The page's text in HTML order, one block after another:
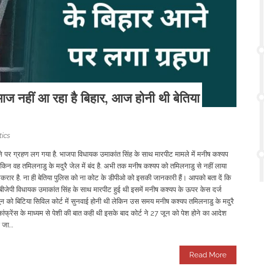
आ रहा है बिहार, आज होनी थी बेतिया
ग्रहण लग गया है. भाजपा विधायक उमाकांत सिंह के साथ मारपीट मामले में मनीष कश्यप
वह तमिलनाडु के मदुरै जेल में बंद है. अभी तक मनीष कश्यप को तमिलनाडु से नहीं लाया
है. ना ही बेतिया पुलिस को ना कोट के डीपीओ को इसकी जानकारी हैं। आपको बता दें कि
विधायक उमाकांत सिंह के साथ मारपीट हुई थी इसमें मनीष कश्यप के ऊपर केस दर्ज
को बिटिया सिविल कोर्ट में सुनवाई होनी थी लेकिन उस समय मनीष कश्यप तमिलनाडु के मदुरै
के माध्यम से पेशी की बात कही थी इसके बाद कोर्ट ने 27 जून को पेश होने का आदेश
Read More